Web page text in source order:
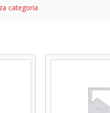
categoria